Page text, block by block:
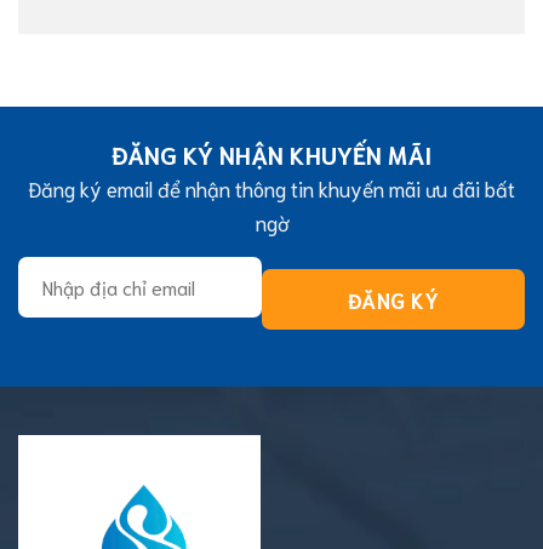
ĐĂNG KÝ NHẬN KHUYẾN MÃI
Đăng ký email để nhận thông tin khuyến mãi ưu đãi bất
ngờ